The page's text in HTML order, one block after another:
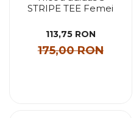
STRIPE TEE Femei
113,75 RON
175,00 RON